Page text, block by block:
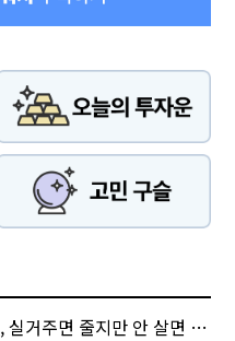
주면 줄지만 안 살면 2.5배